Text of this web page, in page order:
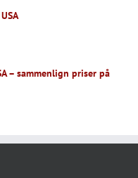
– sammenlign priser på